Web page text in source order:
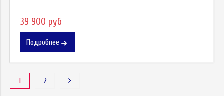
39 900 руб
Подробнее
1 2